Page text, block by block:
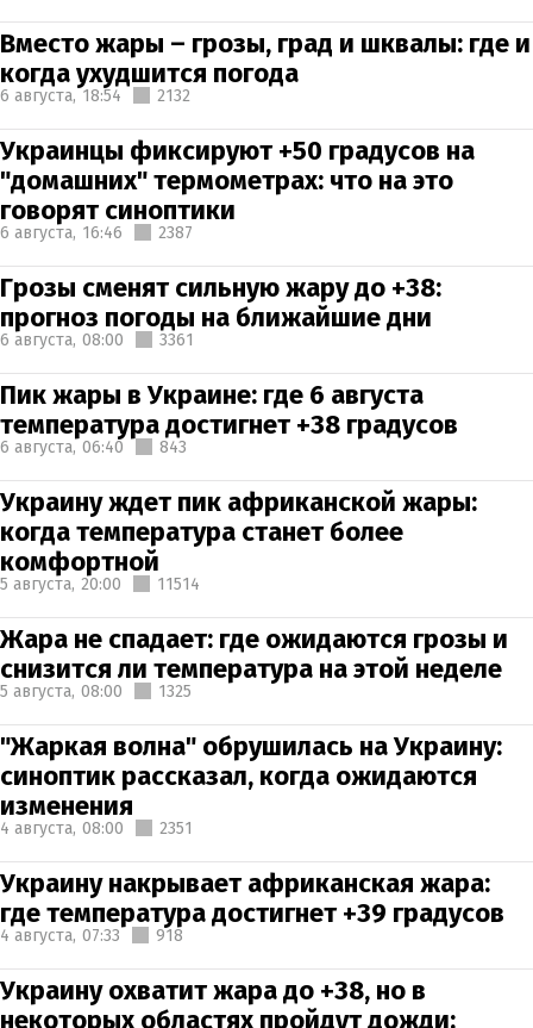
Вместо жары – грозы, град и шквалы: где и
когда ухудшится погода
6 августа, 18:54 2132
Украинцы фиксируют +50 градусов на
"домашних" термометрах: что на это
говорят синоптики
6 августа, 16:46 2387
Грозы сменят сильную жару до +38:
прогноз погоды на ближайшие дни
6 августа, 08:00 3361
Пик жары в Украине: где 6 августа
температура достигнет +38 градусов
6 августа, 06:40 843
Украину ждет пик африканской жары:
когда температура станет более
комфортной
5 августа, 20:00 11514
Жара не спадает: где ожидаются грозы и
снизится ли температура на этой неделе
5 августа, 08:00 1325
"Жаркая волна" обрушилась на Украину:
синоптик рассказал, когда ожидаются
изменения
4 августа, 08:00 2351
Украину накрывает африканская жара:
где температура достигнет +39 градусов
4 августа, 07:33 918
Украину охватит жара до +38, но в
некоторых областях пройдут дожди: